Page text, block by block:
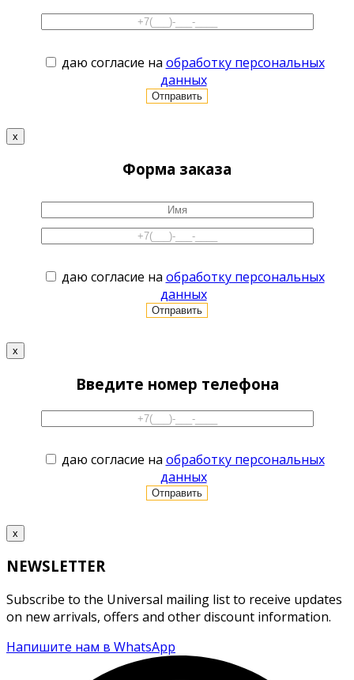
даю согласие на обработку персональных
данных
x
Форма заказа
даю согласие на обработку персональных
данных
x
Введите номер телефона
даю согласие на обработку персональных
данных
x
NEWSLETTER
Subscribe to the Universal mailing list to receive updates
on new arrivals, offers and other discount information.
Напишите нам в WhatsApp